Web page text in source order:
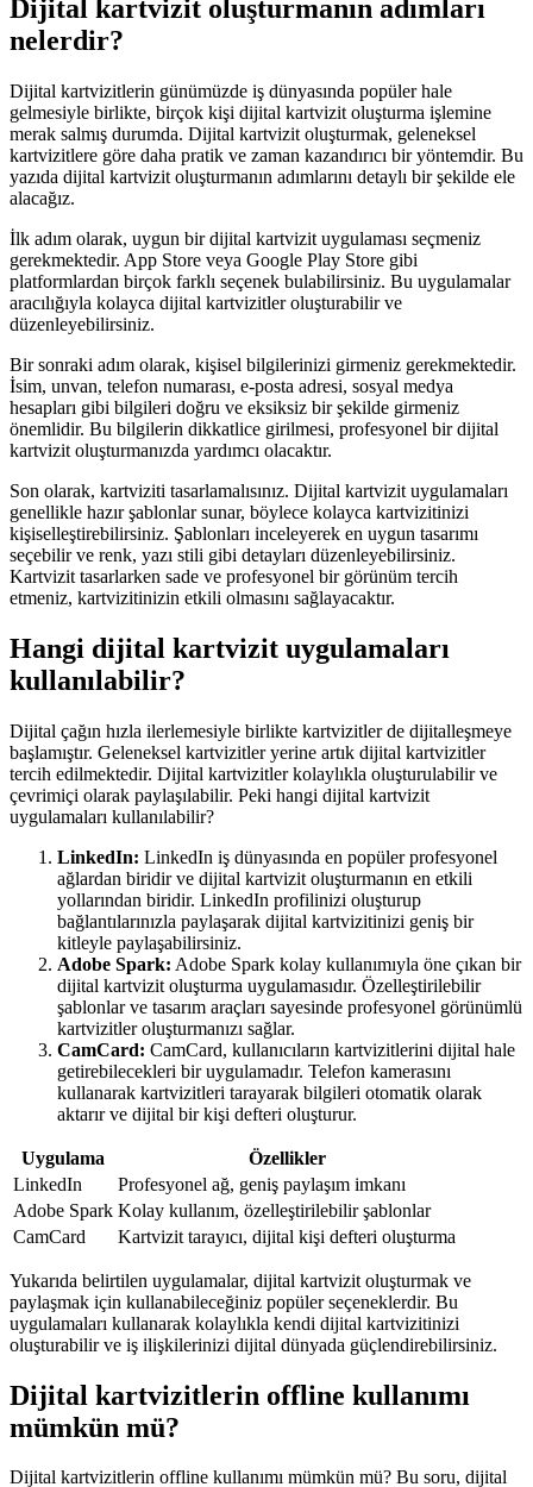
Dijital kartvizit oluşturmanın adımları
nelerdir?
Dijital kartvizitlerin günümüzde iş dünyasında popüler hale
gelmesiyle birlikte, birçok kişi dijital kartvizit oluşturma işlemine
merak salmış durumda. Dijital kartvizit oluşturmak, geleneksel
kartvizitlere göre daha pratik ve zaman kazandırıcı bir yöntemdir. Bu
yazıda dijital kartvizit oluşturmanın adımlarını detaylı bir şekilde ele
alacağız.
İlk adım olarak, uygun bir dijital kartvizit uygulaması seçmeniz
gerekmektedir. App Store veya Google Play Store gibi
platformlardan birçok farklı seçenek bulabilirsiniz. Bu uygulamalar
aracılığıyla kolayca dijital kartvizitler oluşturabilir ve
düzenleyebilirsiniz.
Bir sonraki adım olarak, kişisel bilgilerinizi girmeniz gerekmektedir.
İsim, unvan, telefon numarası, e-posta adresi, sosyal medya
hesapları gibi bilgileri doğru ve eksiksiz bir şekilde girmeniz
önemlidir. Bu bilgilerin dikkatlice girilmesi, profesyonel bir dijital
kartvizit oluşturmanızda yardımcı olacaktır.
Son olarak, kartviziti tasarlamalısınız. Dijital kartvizit uygulamaları
genellikle hazır şablonlar sunar, böylece kolayca kartvizitinizi
kişiselleştirebilirsiniz. Şablonları inceleyerek en uygun tasarımı
seçebilir ve renk, yazı stili gibi detayları düzenleyebilirsiniz.
Kartvizit tasarlarken sade ve profesyonel bir görünüm tercih
etmeniz, kartvizitinizin etkili olmasını sağlayacaktır.
Hangi dijital kartvizit uygulamaları
kullanılabilir?
Dijital çağın hızla ilerlemesiyle birlikte kartvizitler de dijitalleşmeye
başlamıştır. Geleneksel kartvizitler yerine artık dijital kartvizitler
tercih edilmektedir. Dijital kartvizitler kolaylıkla oluşturulabilir ve
çevrimiçi olarak paylaşılabilir. Peki hangi dijital kartvizit
uygulamaları kullanılabilir?
LinkedIn: LinkedIn iş dünyasında en popüler profesyonel
ağlardan biridir ve dijital kartvizit oluşturmanın en etkili
yollarından biridir. LinkedIn profilinizi oluşturup
bağlantılarınızla paylaşarak dijital kartvizitinizi geniş bir
kitleyle paylaşabilirsiniz.
Adobe Spark: Adobe Spark kolay kullanımıyla öne çıkan bir
dijital kartvizit oluşturma uygulamasıdır. Özelleştirilebilir
şablonlar ve tasarım araçları sayesinde profesyonel görünümlü
kartvizitler oluşturmanızı sağlar.
CamCard: CamCard, kullanıcıların kartvizitlerini dijital hale
getirebilecekleri bir uygulamadır. Telefon kamerasını
kullanarak kartvizitleri tarayarak bilgileri otomatik olarak
aktarır ve dijital bir kişi defteri oluşturur.
Uygulama
Özellikler
LinkedIn
Profesyonel ağ, geniş paylaşım imkanı
Adobe Spark Kolay kullanım, özelleştirilebilir şablonlar
CamCard
Kartvizit tarayıcı, dijital kişi defteri oluşturma
Yukarıda belirtilen uygulamalar, dijital kartvizit oluşturmak ve
paylaşmak için kullanabileceğiniz popüler seçeneklerdir. Bu
uygulamaları kullanarak kolaylıkla kendi dijital kartvizitinizi
oluşturabilir ve iş ilişkilerinizi dijital dünyada güçlendirebilirsiniz.
Dijital kartvizitlerin offline kullanımı
mümkün mü?
Dijital kartvizitlerin offline kullanımı mümkün mü? Bu soru, dijital